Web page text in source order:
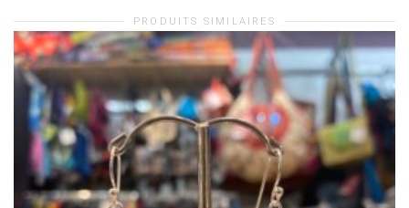
PRODUITS SIMILAIRES